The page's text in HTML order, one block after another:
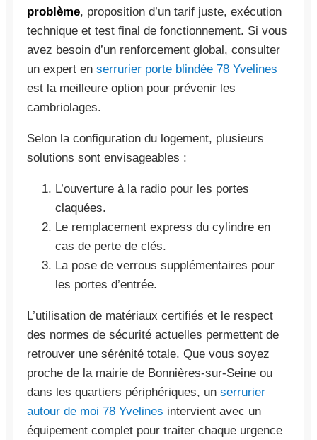
problème, proposition d’un tarif juste, exécution
technique et test final de fonctionnement. Si vous
avez besoin d’un renforcement global, consulter
un expert en serrurier porte blindée 78 Yvelines
est la meilleure option pour prévenir les
cambriolages.
Selon la configuration du logement, plusieurs
solutions sont envisageables :
L’ouverture à la radio pour les portes
claquées.
Le remplacement express du cylindre en
cas de perte de clés.
La pose de verrous supplémentaires pour
les portes d’entrée.
L’utilisation de matériaux certifiés et le respect
des normes de sécurité actuelles permettent de
retrouver une sérénité totale. Que vous soyez
proche de la mairie de Bonnières-sur-Seine ou
dans les quartiers périphériques, un serrurier
autour de moi 78 Yvelines intervient avec un
équipement complet pour traiter chaque urgence